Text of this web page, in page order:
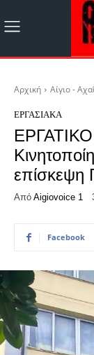
Αρχική Αίγιο -
ΕΡΓΑΣΙΑΚΆ
επίσκεψη
Από Aigiovoice 1
Facebook